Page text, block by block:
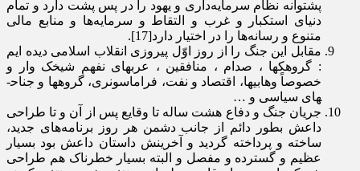
پشتوانه نظام سرمایه­‌داری و یهود را در پس پشت دارد و تمام
دنیای استکبار و غرب و التقاط و سرمایه­‌ها و منابع مالی
متنوع و رسانه­‌ها را در اختیار دارد[17].
مقابل این جنگ را از روز اوّل پیروزی انقلاب اسلامی دیده ایم
: گروهک­ها ، صدام ، منافقین ، عرب­های نفهم شیخک وار و
خصوصاً وهابی­ها، اقتصاد و نفت، فراماسونری، گروه­ها و جناح­
های سیاسی و …
جریان جنگ و دفاع هشت ساله تا وقایع پس از آن و تا طراحی
داعش بطور دائم از جانب دشمن هر روز برنامه­‌های جدید،
ساخته و پرداخته گردید و آخرینش داستان داعش بود بسیار
عظیم و گسترده و مفصل و البته بسیار خطرناک هم طراحی